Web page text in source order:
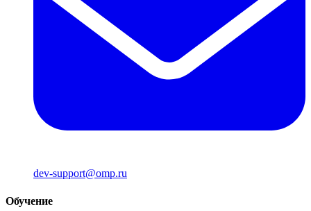
dev-support@omp.ru
Обучение